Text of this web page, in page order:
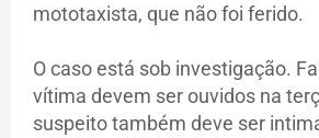
mototaxista, que não foi ferido.
O caso está sob investigação.
vítima devem ser ouvidos na
suspeito também deve ser